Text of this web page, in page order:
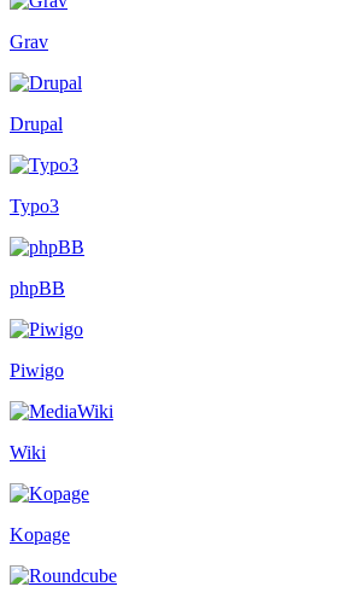
Grav
Drupal
Typo3
phpBB
Piwigo
Wiki
Kopage